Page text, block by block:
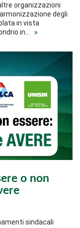
organizzazioni
degli
in vista
in…
o non
sindacali